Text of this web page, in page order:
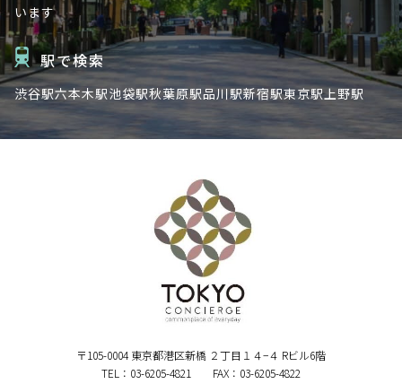
います
駅で検索
渋谷駅六本木駅池袋駅秋葉原駅品川駅新宿駅東京駅上野駅
〒105-0004 東京都港区新橋 ２丁目１４−４ Rビル6階
TEL：03-6205-4821 FAX：03-6205-4822